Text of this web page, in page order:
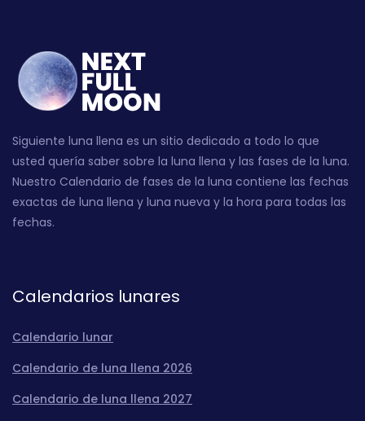
Siguiente luna llena es un sitio dedicado a todo lo que
usted quería saber sobre la luna llena y las fases de la luna.
Nuestro Calendario de fases de la luna contiene las fechas
exactas de luna llena y luna nueva y la hora para todas las
fechas.
Calendarios lunares
Calendario lunar
Calendario de luna llena 2026
Calendario de luna llena 2027